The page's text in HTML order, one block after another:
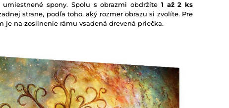
spony. Spolu s obrazmi obdržíte 1 až 2 ks
strane, podľa toho, aký rozmer obrazu si zvolíte. Pre
je na zosilnenie rámu vsadená drevená priečka.